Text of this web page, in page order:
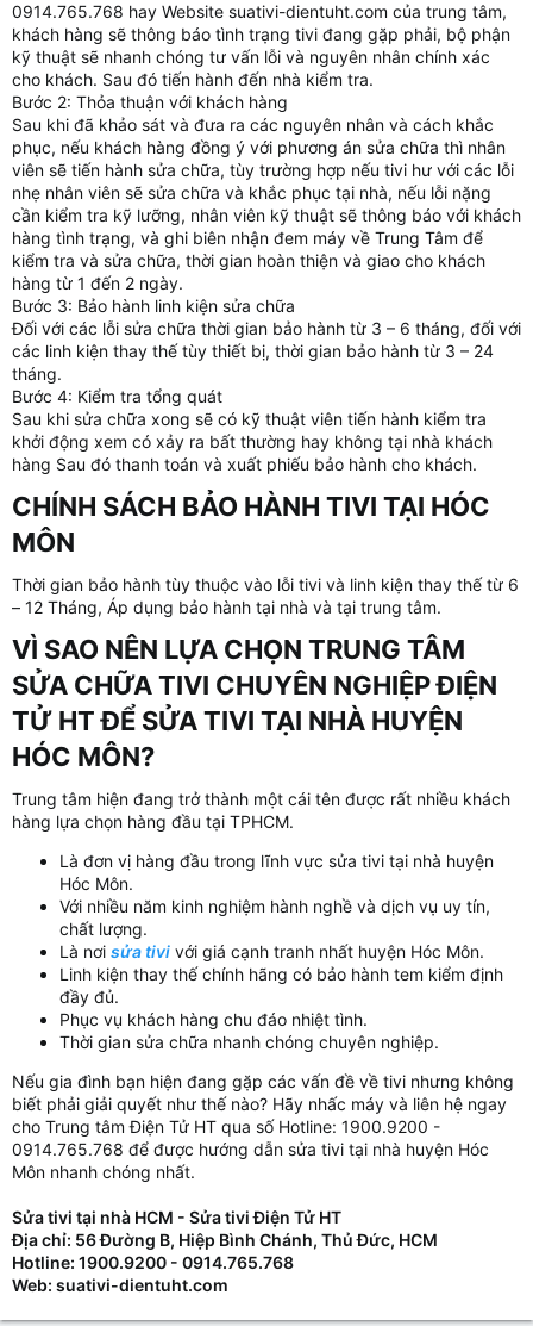
0914.765.768 hay Website suativi-dientuht.com của trung tâm,
khách hàng sẽ thông báo tình trạng tivi đang gặp phải, bộ phận
kỹ thuật sẽ nhanh chóng tư vấn lỗi và nguyên nhân chính xác
cho khách. Sau đó tiến hành đến nhà kiểm tra.
Bước 2: Thỏa thuận với khách hàng
Sau khi đã khảo sát và đưa ra các nguyên nhân và cách khắc
phục, nếu khách hàng đồng ý với phương án sửa chữa thì nhân
viên sẽ tiến hành sửa chữa, tùy trường hợp nếu tivi hư với các lỗi
nhẹ nhân viên sẽ sửa chữa và khắc phục tại nhà, nếu lỗi nặng
cần kiểm tra kỹ lưỡng, nhân viên kỹ thuật sẽ thông báo với khách
hàng tình trạng, và ghi biên nhận đem máy về Trung Tâm để
kiểm tra và sửa chữa, thời gian hoàn thiện và giao cho khách
hàng từ 1 đến 2 ngày.
Bước 3: Bảo hành linh kiện sửa chữa
Đối với các lỗi sửa chữa thời gian bảo hành từ 3 – 6 tháng, đối với
các linh kiện thay thế tùy thiết bị, thời gian bảo hành từ 3 – 24
tháng.
Bước 4: Kiểm tra tổng quát
Sau khi sửa chữa xong sẽ có kỹ thuật viên tiến hành kiểm tra
khởi động xem có xảy ra bất thường hay không tại nhà khách
hàng Sau đó thanh toán và xuất phiếu bảo hành cho khách.
CHÍNH SÁCH BẢO HÀNH TIVI TẠI HÓC
MÔN​
Thời gian bảo hành tùy thuộc vào lỗi tivi và linh kiện thay thế từ 6
– 12 Tháng, Áp dụng bảo hành tại nhà và tại trung tâm.
VÌ SAO NÊN LỰA CHỌN TRUNG TÂM
SỬA CHỮA TIVI CHUYÊN NGHIỆP ĐIỆN
TỬ HT ĐỂ SỬA TIVI TẠI NHÀ HUYỆN
HÓC MÔN?​
Trung tâm hiện đang trở thành một cái tên được rất nhiều khách
hàng lựa chọn hàng đầu tại TPHCM.
Là đơn vị hàng đầu trong lĩnh vực sửa tivi tại nhà huyện
Hóc Môn.
Với nhiều năm kinh nghiệm hành nghề và dịch vụ uy tín,
chất lượng.
Là nơi sửa tivi với giá cạnh tranh nhất huyện Hóc Môn.
Linh kiện thay thế chính hãng có bảo hành tem kiểm định
đầy đủ.
Phục vụ khách hàng chu đáo nhiệt tình.
Thời gian sửa chữa nhanh chóng chuyên nghiệp.
Nếu gia đình bạn hiện đang gặp các vấn đề về tivi nhưng không
biết phải giải quyết như thế nào? Hãy nhấc máy và liên hệ ngay
cho Trung tâm Điện Tử HT qua số Hotline: 1900.9200 -
0914.765.768 để được hướng dẫn sửa tivi tại nhà huyện Hóc
Môn nhanh chóng nhất.
Sửa tivi tại nhà HCM - Sửa tivi Điện Tử HT
Địa chỉ: 56 Đường B, Hiệp Bình Chánh, Thủ Đức, HCM
Hotline: 1900.9200 - 0914.765.768
Web: suativi-dientuht.com